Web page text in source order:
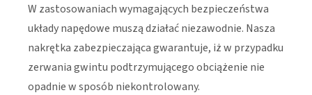
W zastosowaniach wymagających bezpieczeństwa
układy napędowe muszą działać niezawodnie. Nasza
nakrętka zabezpieczająca gwarantuje, iż w przypadku
zerwania gwintu podtrzymującego obciążenie nie
opadnie w sposób niekontrolowany.